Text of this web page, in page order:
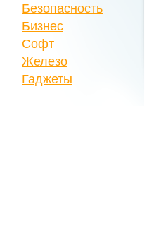
Безопасность
Бизнес
Софт
Железо
Гаджеты